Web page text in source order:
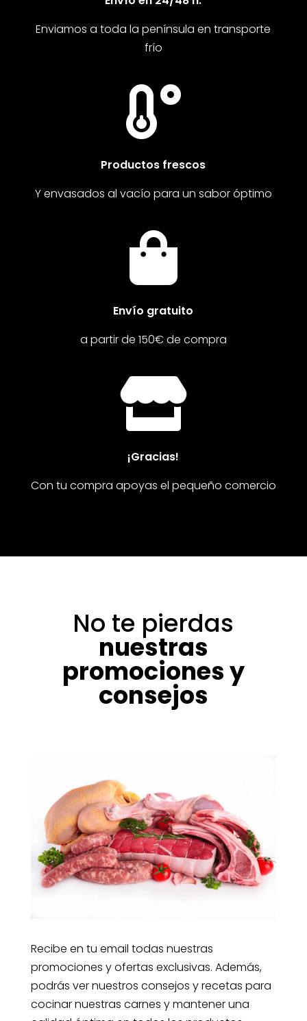
Enviamos a toda la península en transporte
frío

Productos frescos
Y envasados al vacío para un sabor óptimo

Envío gratuito
a partir de 150€ de compra

¡Gracias!
Con tu compra apoyas el pequeño comercio
No te pierdas
nuestras
promociones y
consejos
Recibe en tu email todas nuestras
promociones y ofertas exclusivas. Además,
podrás ver nuestros consejos y recetas para
cocinar nuestras carnes y mantener una